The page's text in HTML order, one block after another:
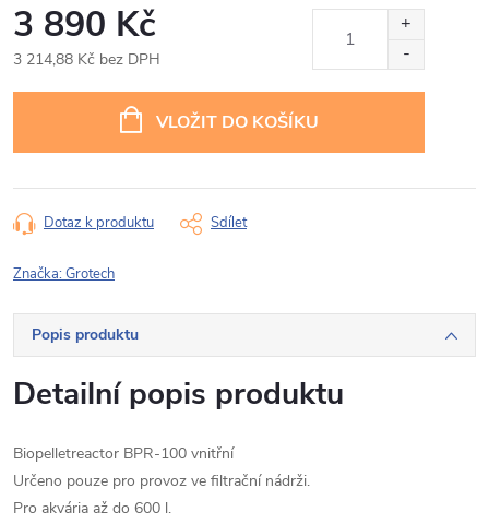
3 890 Kč
3 214,88 Kč bez DPH
VLOŽIT DO KOŠÍKU
Dotaz k produktu Sdílet
Značka:Grotech
Popis produktu
Detailní popis produktu
Biopelletreactor BPR-100 vnitřní
Určeno pouze pro provoz ve filtrační nádrži.
Pro akvária až do 600 l.